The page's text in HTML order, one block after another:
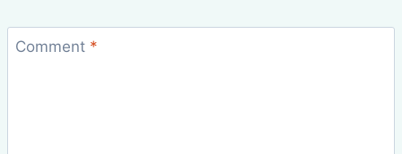
Comment *